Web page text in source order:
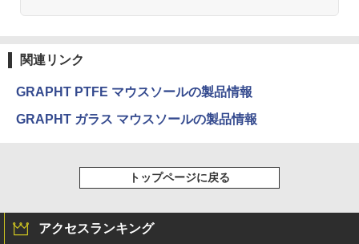
関連リンク
GRAPHT PTFE マウスソールの製品情報
GRAPHT ガラス マウスソールの製品情報
トップページに戻る
アクセスランキング